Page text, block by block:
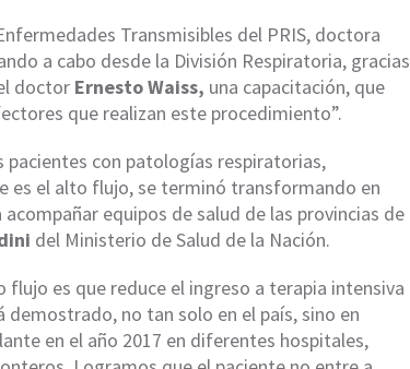
Transmisibles del PRIS, doctora
a cabo desde la División Respiratoria, gracias
doctor Ernesto Waiss, una capacitación, que
que realizan este procedimiento”.
con patologías respiratorias,
es el alto flujo, se terminó transformando en
equipos de salud de las provincias de
del Ministerio de Salud de la Nación.
es que reduce el ingreso a terapia intensiva
no tan solo en el país, sino en
en el año 2017 en diferentes hospitales,